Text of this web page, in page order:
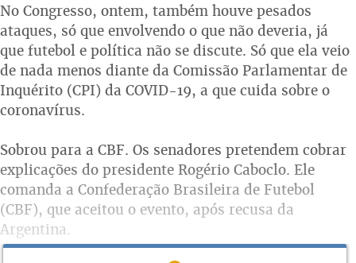
No Congresso, ontem, também houve pesados
ataques, só que envolvendo o que não deveria, já
que futebol e política não se discute. Só que ela veio
de nada menos diante da Comissão Parlamentar de
Inquérito (CPI) da COVID-19, a que cuida sobre o
coronavírus.
Sobrou para a CBF. Os senadores pretendem cobrar
explicações do presidente Rogério Caboclo. Ele
comanda a Confederação Brasileira de Futebol
(CBF), que aceitou o evento, após recusa da
Argentina.